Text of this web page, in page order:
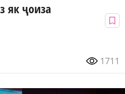
як ҷоиза
1711